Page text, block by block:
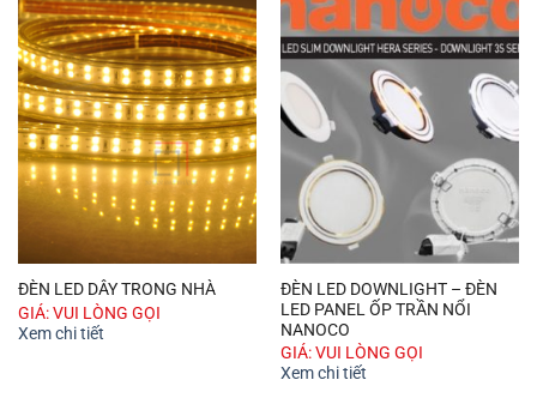
ĐÈN LED DÂY TRONG NHÀ
GIÁ: VUI LÒNG GỌI
Xem chi tiết
ĐÈN LED DOWNLIGHT – ĐÈN
LED PANEL ỐP TRẦN NỔI
NANOCO
GIÁ: VUI LÒNG GỌI
Xem chi tiết